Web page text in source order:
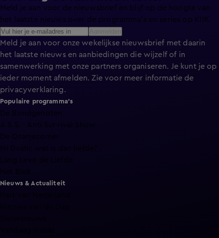
Meld je aan voor de nieuwsbrief en blijf op de hoogte van
het laatste nieuws over de programma’s en series op KIJK.
Meld je aan voor onze wekelijkse nieuwsbrief met daarin
het laatste nieuws en aanbiedingen die wijzelf of in
samenwerking met onze partners organiseren. Je kunt je op
ieder moment afmelden. Zie voor meer informatie de
privacyverklaring.
Populaire programma's
De Bondgenoten
A.S.S. - Anti Survival Show
De Oranjezomer
Mi Dushi: wat is dan liefde?
Nieuws & Actualiteit